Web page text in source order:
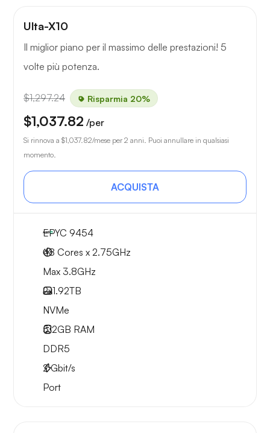
Ulta-X10
Il miglior piano per il massimo delle prestazioni! 5
volte più potenza.
$1,297.24 Risparmia 20%
$1,037.82 /per
Si rinnova a $1,037.82/mese per 2 anni. Puoi annullare in qualsiasi
momento.
ACQUISTA
EPYC 9454
48 Cores x 2.75GHz
Max 3.8GHz
2x1.92TB
NVMe
512GB RAM
DDR5
2Gbit/s
Port